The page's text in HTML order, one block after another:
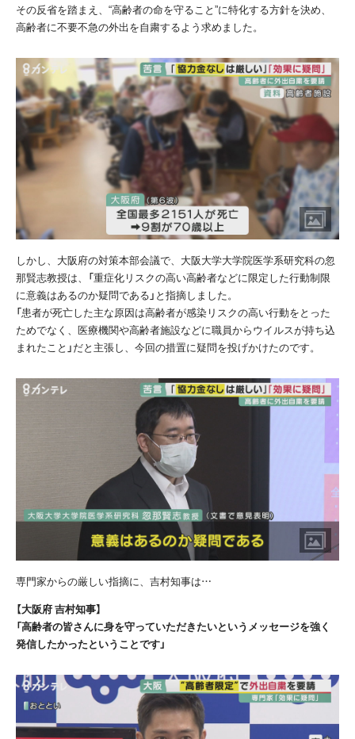
その反省を踏まえ、“高齢者の命を守ること”に特化する方針を決め、
高齢者に不要不急の外出を自粛するよう求めました。
しかし、大阪府の対策本部会議で、大阪大学大学院医学系研究科の忽
那賢志教授は、「重症化リスクの高い高齢者などに限定した行動制限
に意義はあるのか疑問である」と指摘しました。
「患者が死亡した主な原因は高齢者が感染リスクの高い行動をとった
ためでなく、医療機関や高齢者施設などに職員からウイルスが持ち込
まれたこと」だと主張し、今回の措置に疑問を投げかけたのです。
専門家からの厳しい指摘に、吉村知事は…
【大阪府 吉村知事】
「高齢者の皆さんに身を守っていただきたいというメッセージを強く
発信したかったということです」